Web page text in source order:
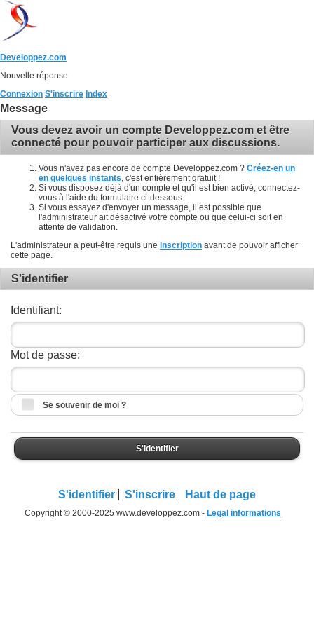
Developpez.com
Nouvelle réponse
Connexion S'inscrire Index
Message
Vous devez avoir un compte Developpez.com et être
connecté pour pouvoir participer aux discussions.
Vous n'avez pas encore de compte Developpez.com ? Créez-en un
en quelques instants , c'est entièrement gratuit !
Si vous disposez déjà d'un compte et qu'il est bien activé, connectez-
vous à l'aide du formulaire ci-dessous.
Si vous essayez d'envoyer un message, il est possible que
l'administrateur ait désactivé votre compte ou que celui-ci soit en
attente de validation.
L'administrateur a peut-être requis une inscription avant de pouvoir afficher
cette page.
S'identifier
Identifiant:
Mot de passe:
Se souvenir de moi ?
S'identifier
S'identifier S'inscrire Haut de page
Copyright © 2000-2025 www.developpez.com - Legal informations